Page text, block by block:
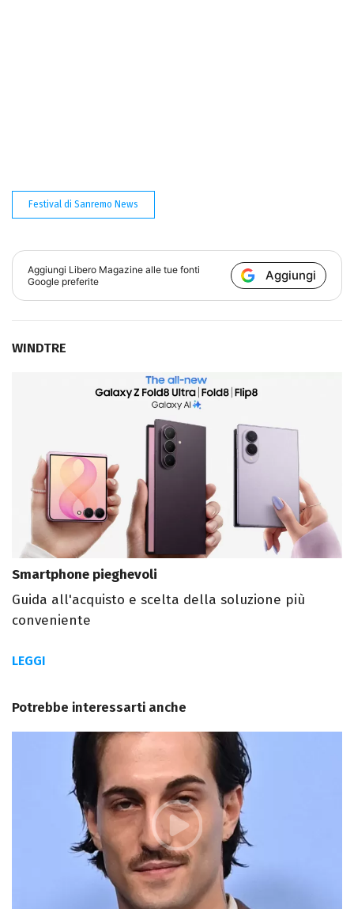
Festival di Sanremo News
Aggiungi Libero Magazine alle tue fonti
Google preferite
Aggiungi
WINDTRE
Smartphone pieghevoli
Guida all'acquisto e scelta della soluzione più
conveniente
LEGGI
Potrebbe interessarti anche